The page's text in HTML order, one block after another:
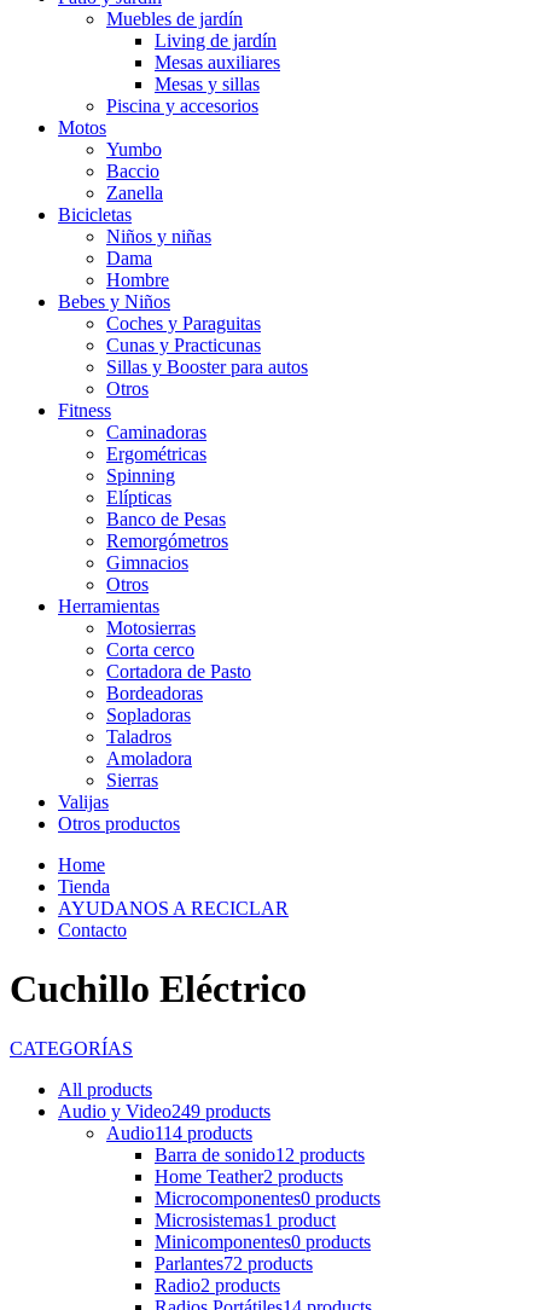
Muebles de jardín
Living de jardín
Mesas auxiliares
Mesas y sillas
Piscina y accesorios
Motos
Yumbo
Baccio
Zanella
Bicicletas
Niños y niñas
Dama
Hombre
Bebes y Niños
Coches y Paraguitas
Cunas y Practicunas
Sillas y Booster para autos
Otros
Fitness
Caminadoras
Ergométricas
Spinning
Elípticas
Banco de Pesas
Remorgómetros
Gimnacios
Otros
Herramientas
Motosierras
Corta cerco
Cortadora de Pasto
Bordeadoras
Sopladoras
Taladros
Amoladora
Sierras
Valijas
Otros productos
Home
Tienda
AYUDANOS A RECICLAR
Contacto
Cuchillo Eléctrico
CATEGORÍAS
All products
Audio y Video249 products
Audio114 products
Barra de sonido12 products
Home Teather2 products
Microcomponentes0 products
Microsistemas1 product
Minicomponentes0 products
Parlantes72 products
Radio2 products